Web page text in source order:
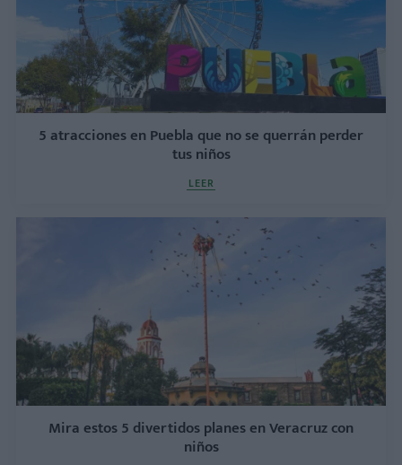
5 atracciones en Puebla que no se querrán perder
tus niños
LEER
Mira estos 5 divertidos planes en Veracruz con
niños